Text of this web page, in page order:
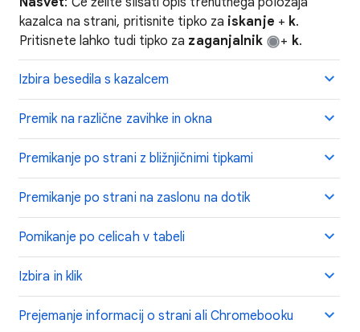
kazalca na strani, pritisnite tipko za iskanje + k.
Pritisnete lahko tudi tipko za zaganjalnik + k.
Izbira besedila s kazalcem
Premik na različne zavihke in okna
Premikanje po strani z bližnjičnimi tipkami
Premikanje po strani na zaslonu na dotik
Pomikanje po celicah v tabeli
Izbira in klik
Prejemanje informacij o strani ali Chromebooku